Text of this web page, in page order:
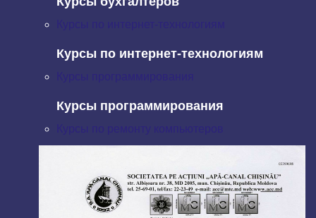
Курсы по интернет-технологиям
Курсы программирования
Курсы по интернет-технологиям
Курсы по интернет-технологиям